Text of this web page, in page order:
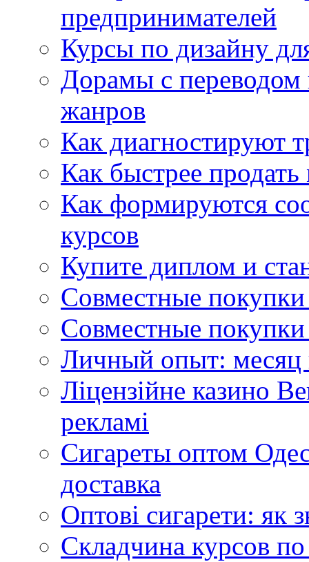
предпринимателей
Курсы по дизайну
Дорамы с переводом
жанров
Как диагностируют
Как быстрее
Как формируются
курсов
Купите диплом и
Совместные
Совместные покупки
Личный опыт: месяц
Ліцензійне казино
рекламі
Сигареты оптом
доставка
Оптові сигарети: як
Складчина курсов